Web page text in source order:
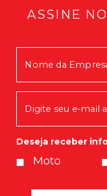
ASSINE
Deseja receber
Moto
Mensagem
Em breve